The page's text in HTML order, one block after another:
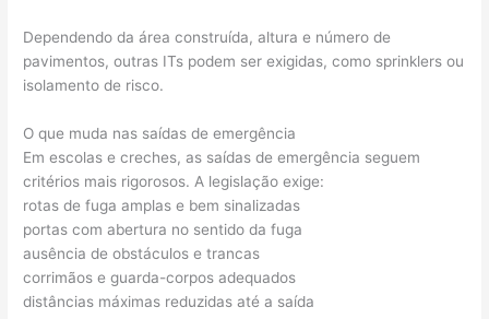
Dependendo da área construída, altura e número de
pavimentos, outras ITs podem ser exigidas, como sprinklers ou
isolamento de risco.
O que muda nas saídas de emergência
Em escolas e creches, as saídas de emergência seguem
critérios mais rigorosos. A legislação exige:
rotas de fuga amplas e bem sinalizadas
portas com abertura no sentido da fuga
ausência de obstáculos e trancas
corrimãos e guarda-corpos adequados
distâncias máximas reduzidas até a saída